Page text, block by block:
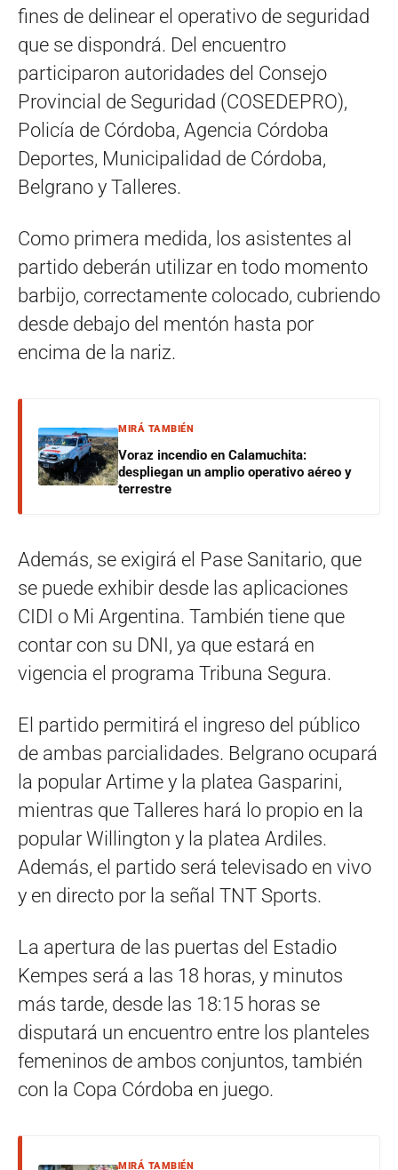
fines de delinear el operativo de seguridad
que se dispondrá. Del encuentro
participaron autoridades del Consejo
Provincial de Seguridad (COSEDEPRO),
Policía de Córdoba, Agencia Córdoba
Deportes, Municipalidad de Córdoba,
Belgrano y Talleres.
Como primera medida, los asistentes al
partido deberán utilizar en todo momento
barbijo, correctamente colocado, cubriendo
desde debajo del mentón hasta por
encima de la nariz.
MIRÁ TAMBIÉN
Voraz incendio en Calamuchita:
despliegan un amplio operativo aéreo y
terrestre
Además, se exigirá el Pase Sanitario, que
se puede exhibir desde las aplicaciones
CIDI o Mi Argentina. También tiene que
contar con su DNI, ya que estará en
vigencia el programa Tribuna Segura.
El partido permitirá el ingreso del público
de ambas parcialidades. Belgrano ocupará
la popular Artime y la platea Gasparini,
mientras que Talleres hará lo propio en la
popular Willington y la platea Ardiles.
Además, el partido será televisado en vivo
y en directo por la señal TNT Sports.
La apertura de las puertas del Estadio
Kempes será a las 18 horas, y minutos
más tarde, desde las 18:15 horas se
disputará un encuentro entre los planteles
femeninos de ambos conjuntos, también
con la Copa Córdoba en juego.
MIRÁ TAMBIÉN